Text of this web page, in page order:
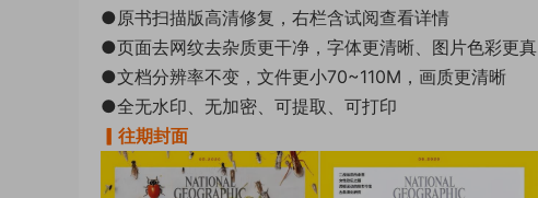
●原书扫描版高清修复，右栏含试阅查看详情
●页面去网纹去杂质更干净，字体更清晰、图片色彩更真
●文档分辨率不变，文件更小70~110M，画质更清晰
●全无水印、无加密、可提取、可打印
▎往期封面